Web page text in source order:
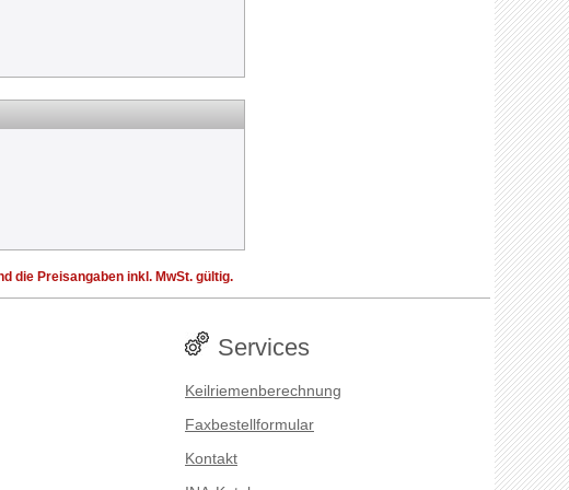
die Preisangaben inkl. MwSt. gültig.
Services
Keilriemenberechnung
Faxbestellformular
Kontakt